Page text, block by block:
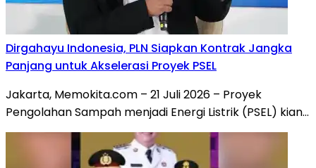
Dirgahayu Indonesia, PLN Siapkan Kontrak Jangka
Panjang untuk Akselerasi Proyek PSEL
Jakarta, Memokita.com – 21 Juli 2026 – Proyek
Pengolahan Sampah menjadi Energi Listrik (PSEL) kian…